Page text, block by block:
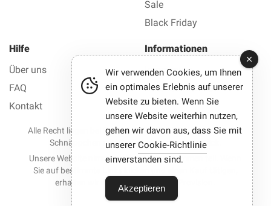
Sale
Black Friday
Hilfe
Über uns
FAQ
Kontakt
Informationen
Impressum
Datenschutz AGB
Alle Recht liegen bei © 2012-2026 Best Gutscheine — Alle
Schnäppchen und Gutscheine mit einem Klick.
Unsere Website nimmt an Partnerprogrammen teil. Wenn
Sie auf bestimmte Links klicken und einen Kauf tätigen,
erhalten wir möglicherweise eine Provision.
Wir verwenden Cookies, um Ihnen
ein optimales Erlebnis auf unserer
Website zu bieten. Wenn Sie
unsere Website weiterhin nutzen,
gehen wir davon aus, dass Sie mit
unserer Cookie-Richtlinie
einverstanden sind.
Akzeptieren